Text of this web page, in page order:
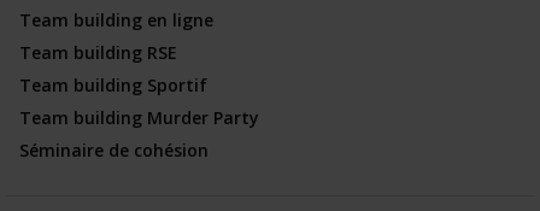
Team building en ligne
Team building RSE
Team building Sportif
Team building Murder Party
Séminaire de cohésion